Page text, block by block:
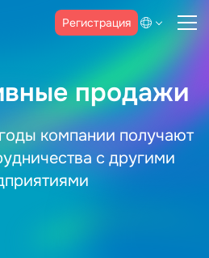
Регистрация
продажи
компании получают
с другими